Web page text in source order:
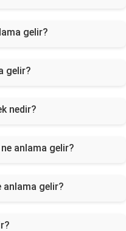
gelir?
gelir?
nedir?
anlama gelir?
anlama gelir?